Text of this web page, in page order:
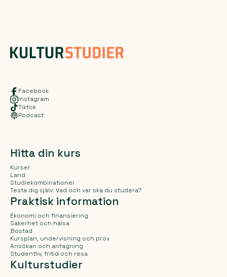
Facebook
Instagram
Tiktok
Podcast
Hitta din kurs
Kurser
Land
Studiekombinationer
Testa dig själv: Vad och var ska du studera?
Praktisk information
Ekonomi och finansiering
Säkerhet och hälsa
Bostad
Kursplan, undervisning och prov
Ansökan och antagning
Studentliv, fritid och resa
Kulturstudier